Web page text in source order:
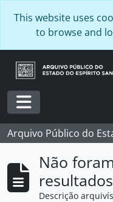
This website uses
to browse and
Toggle navigation
Arquivo Público do
Não
resultados
Descrição